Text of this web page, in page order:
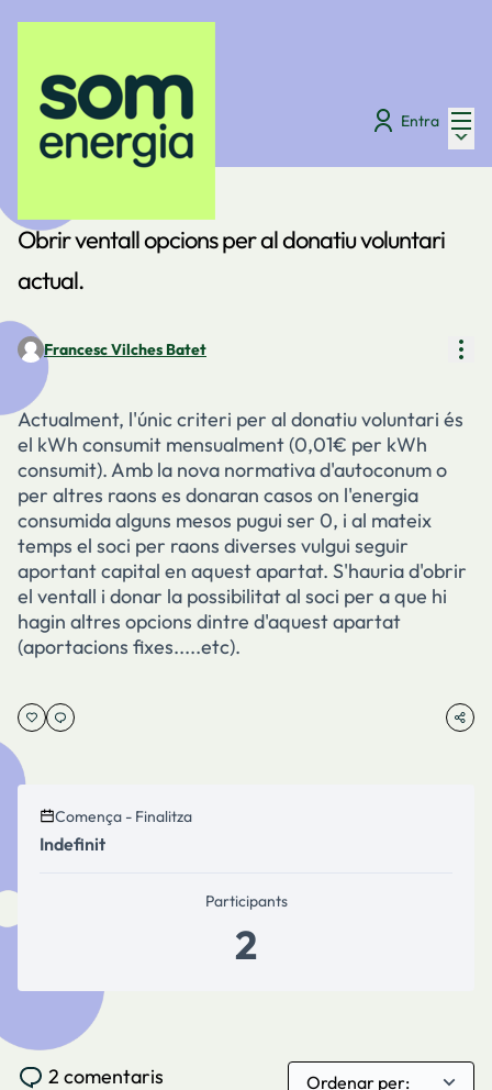
Entra
Digues la teva/Fòrum
Obrir ventall opcions per al donatiu voluntari
actual.
Francesc Vilches Batet
Actualment, l'únic criteri per al donatiu voluntari és
el kWh consumit mensualment (0,01€ per kWh
consumit). Amb la nova normativa d'autoconum o
per altres raons es donaran casos on l'energia
consumida alguns mesos pugui ser 0, i al mateix
temps el soci per raons diverses vulgui seguir
aportant capital en aquest apartat. S'hauria d'obrir
el ventall i donar la possibilitat al soci per a que hi
hagin altres opcions dintre d'aquest apartat
(aportacions fixes.....etc).
Comença - Finalitza
Indefinit
Participants
2
2 comentaris